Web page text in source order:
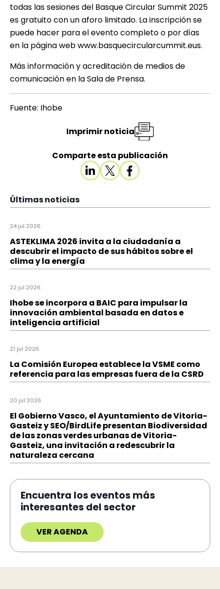
todas las sesiones del Basque Circular Summit 2025
es gratuito con un aforo limitado. La inscripción se
puede hacer para el evento completo o por días
en la página web www.basquecircularcummit.eus.
Más información y acreditación de medios de
comunicación en laSala de Prensa.
Fuente: Ihobe
Comparte esta publicación
Imprimir noticia
Últimas noticias
24 jul 2026
ASTEKLIMA 2026 invita a la ciudadanía a
descubrir el impacto de sus hábitos sobre el
clima y la energía
22 jul 2026
Ihobe se incorpora a BAIC para impulsar la
innovación ambiental basada en datos e
inteligencia artificial
21 jul 2026
La Comisión Europea establece la VSME como
referencia para las empresas fuera de la CSRD
20 jul 2026
El Gobierno Vasco, el Ayuntamiento de Vitoria-
Gasteiz y SEO/BirdLife presentan Biodiversidad
de las zonas verdes urbanas de Vitoria-
Gasteiz, una invitación a redescubrir la
naturaleza cercana
Encuentra los eventos más
interesantes del sector
VER AGENDA